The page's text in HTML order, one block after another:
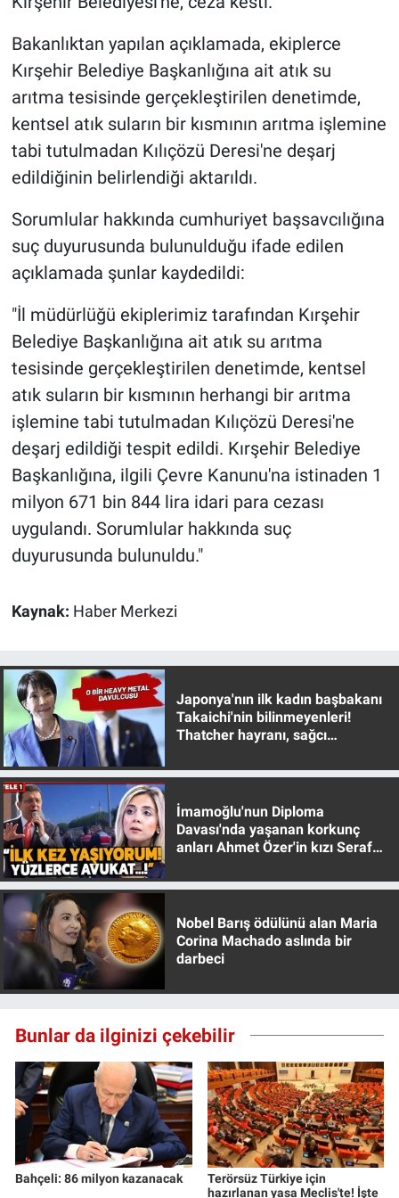
Bakanlıktan yapılan açıklamada, ekiplerce
Kırşehir Belediye Başkanlığına ait atık su
arıtma tesisinde gerçekleştirilen denetimde,
kentsel atık suların bir kısmının arıtma işlemine
tabi tutulmadan Kılıçözü Deresi'ne deşarj
edildiğinin belirlendiği aktarıldı.
Sorumlular hakkında cumhuriyet başsavcılığına
suç duyurusunda bulunulduğu ifade edilen
açıklamada şunlar kaydedildi:
"İl müdürlüğü ekiplerimiz tarafından Kırşehir
Belediye Başkanlığına ait atık su arıtma
tesisinde gerçekleştirilen denetimde, kentsel
atık suların bir kısmının herhangi bir arıtma
işlemine tabi tutulmadan Kılıçözü Deresi'ne
deşarj edildiği tespit edildi. Kırşehir Belediye
Başkanlığına, ilgili Çevre Kanunu'na istinaden 1
milyon 671 bin 844 lira idari para cezası
uygulandı. Sorumlular hakkında suç
duyurusunda bulunuldu."
Kaynak: Haber Merkezi
Japonya'nın ilk kadın başbakanı
Takaichi'nin bilinmeyenleri!
Thatcher hayranı, sağcı
İmamoğlu'nun Diploma
Davası'nda yaşanan korkunç
anları Ahmet Özer'in kızı Seraf
Nobel Barış ödülünü alan Maria
Corina Machado aslında bir
darbeci
Bunlar da ilginizi çekebilir
Bahçeli: 86 milyon kazanacak
Terörsüz Türkiye için
hazırlanan yasa Meclis'te! İşte
Gündem Özel
Günün görüntüsü
Haber
İlan
Kimdir
Koronavirüs
Kültür Sanat
Ne demişti
Nedir
Popüler
Programlar
Türkiye'nin Geleceği
Türkiye'nin Gündemi
Yerel Gündem
Yerel Yaşam
Canlı Yayın